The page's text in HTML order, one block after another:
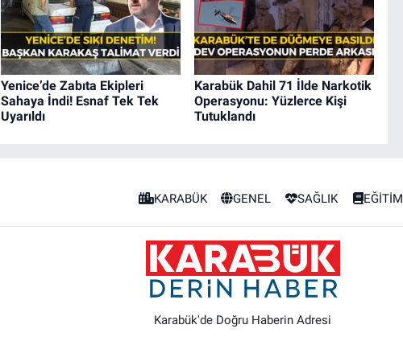
Yenice’de Zabıta Ekipleri
Sahaya İndi! Esnaf Tek Tek
Uyarıldı
Karabük Dahil 71 İlde Narkotik
Operasyonu: Yüzlerce Kişi
Tutuklandı
KARABÜK GENEL SAĞLIK EĞİTİM
Karabük'de Doğru Haberin Adresi